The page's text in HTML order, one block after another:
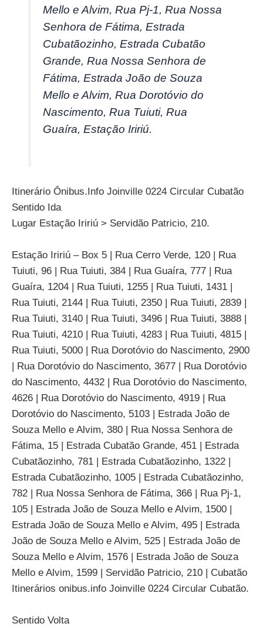
Mello e Alvim, Rua Pj-1, Rua Nossa
Senhora de Fátima, Estrada
Cubatãozinho, Estrada Cubatão
Grande, Rua Nossa Senhora de
Fátima, Estrada João de Souza
Mello e Alvim, Rua Dorotóvio do
Nascimento, Rua Tuiuti, Rua
Guaíra, Estação Iririú.
Itinerário Ônibus.Info Joinville 0224 Circular Cubatão
Sentido Ida
Lugar Estação Iririú > Servidão Patricio, 210.
Estação Iririú – Box 5 | Rua Cerro Verde, 120 | Rua
Tuiuti, 96 | Rua Tuiuti, 384 | Rua Guaíra, 777 | Rua
Guaíra, 1204 | Rua Tuiuti, 1255 | Rua Tuiuti, 1431 |
Rua Tuiuti, 2144 | Rua Tuiuti, 2350 | Rua Tuiuti, 2839 |
Rua Tuiuti, 3140 | Rua Tuiuti, 3496 | Rua Tuiuti, 3888 |
Rua Tuiuti, 4210 | Rua Tuiuti, 4283 | Rua Tuiuti, 4815 |
Rua Tuiuti, 5000 | Rua Dorotóvio do Nascimento, 2900
| Rua Dorotóvio do Nascimento, 3677 | Rua Dorotóvio
do Nascimento, 4432 | Rua Dorotóvio do Nascimento,
4626 | Rua Dorotóvio do Nascimento, 4919 | Rua
Dorotóvio do Nascimento, 5103 | Estrada João de
Souza Mello e Alvim, 380 | Rua Nossa Senhora de
Fátima, 15 | Estrada Cubatão Grande, 451 | Estrada
Cubatãozinho, 781 | Estrada Cubatãozinho, 1322 |
Estrada Cubatãozinho, 1005 | Estrada Cubatãozinho,
782 | Rua Nossa Senhora de Fátima, 366 | Rua Pj-1,
105 | Estrada João de Souza Mello e Alvim, 1500 |
Estrada João de Souza Mello e Alvim, 495 | Estrada
João de Souza Mello e Alvim, 525 | Estrada João de
Souza Mello e Alvim, 1576 | Estrada João de Souza
Mello e Alvim, 1599 | Servidão Patricio, 210 | Cubatão
Itinerários onibus.info Joinville 0224 Circular Cubatão.
Sentido Volta